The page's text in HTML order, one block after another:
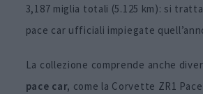
3,187 miglia totali (5.125 km): si
pace car ufficiali impiegate
La collezione comprende anche
pace car, come la Corvette ZR1